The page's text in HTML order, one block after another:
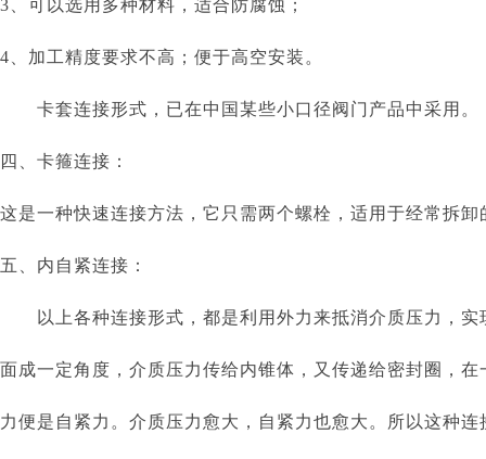
3、可以选用多种材料，适合防腐蚀；
4、加工精度要求不高；便于高空安装。
卡套连接形式，已在中国某些小口径阀门产品中采用。
四、卡箍连接：
这是一种快速连接方法，它只需两个螺栓，适用于经常拆卸
五、内自紧连接：
以上各种连接形式，都是利用外力来抵消介质压力，实
面成一定角度，介质压力传给内锥体，又传递给密封圈，
力便是自紧力。介质压力愈大，自紧力也愈大。所以这种